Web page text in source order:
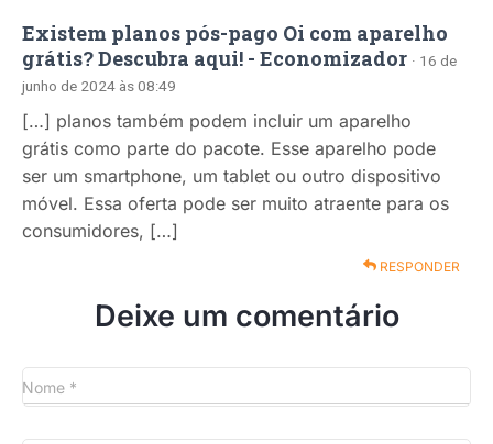
Existem planos pós-pago Oi com aparelho
grátis? Descubra aqui! - Economizador · 16 de
junho de 2024 às 08:49
[…] planos também podem incluir um aparelho
grátis como parte do pacote. Esse aparelho pode
ser um smartphone, um tablet ou outro dispositivo
móvel. Essa oferta pode ser muito atraente para os
consumidores, […]
RESPONDER
Deixe um comentário
Nome *